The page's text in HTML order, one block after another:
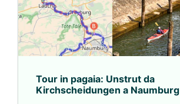
Tour in pagaia: Unstrut da
Kirchscheidungen a Naumburg